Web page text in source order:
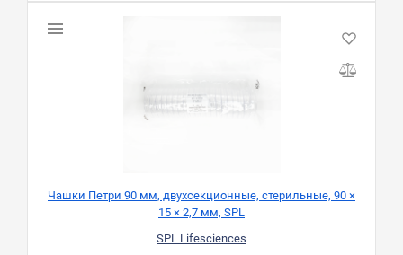
Чашки Петри 90 мм, двухсекционные, стерильные, 90 ×
15 × 2,7 мм, SPL
SPL Lifesciences